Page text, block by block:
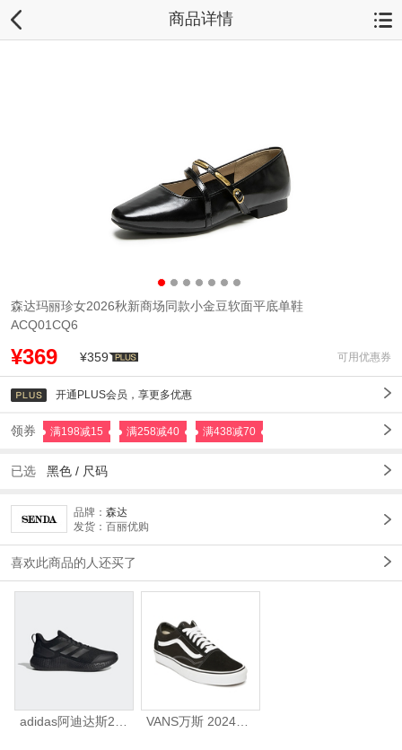
商品详情
森达玛丽珍女2026秋新商场同款小金豆软面平底单鞋
ACQ01CQ6
¥369 ¥359 可用优惠券
开通PLUS会员，享更多优惠
领券 满198减15 满258减40 满438减70
已选 黑色 / 尺码
品牌： 森达
发货：百丽优购
喜欢此商品的人还买了